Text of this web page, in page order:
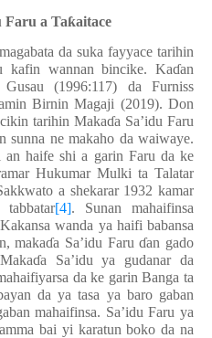
Faru a Taƙaitace
da suka fayyace tarihin
kafin wannan bincike. Kaɗan
(1996:117) da Furniss
Birnin Magaji (2019). Don
tarihin Makaɗa Sa’idu Faru
sunna ne makaho da waiwaye.
an haife shi a garin Faru da ke
Hukumar Mulki ta Talatar
a shekarar 1932 kamar
[4]. Sunan mahaifinsa
wanda ya haifi babansa
makaɗa Sa’idu Faruɗan gado
ɗa Sa’idu ya gudanar da
da ke garin Banga ta
da ya tasa ya baro gaban
mahaifinsa. Sa’idu Faru ya
bai yi karatun boko da na